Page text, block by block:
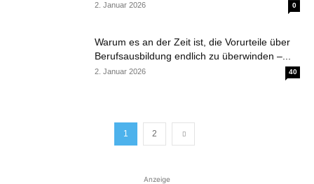
2. Januar 2026 0
Warum es an der Zeit ist, die Vorurteile über
Berufsausbildung endlich zu überwinden –...
2. Januar 2026 40
1 2
Anzeige